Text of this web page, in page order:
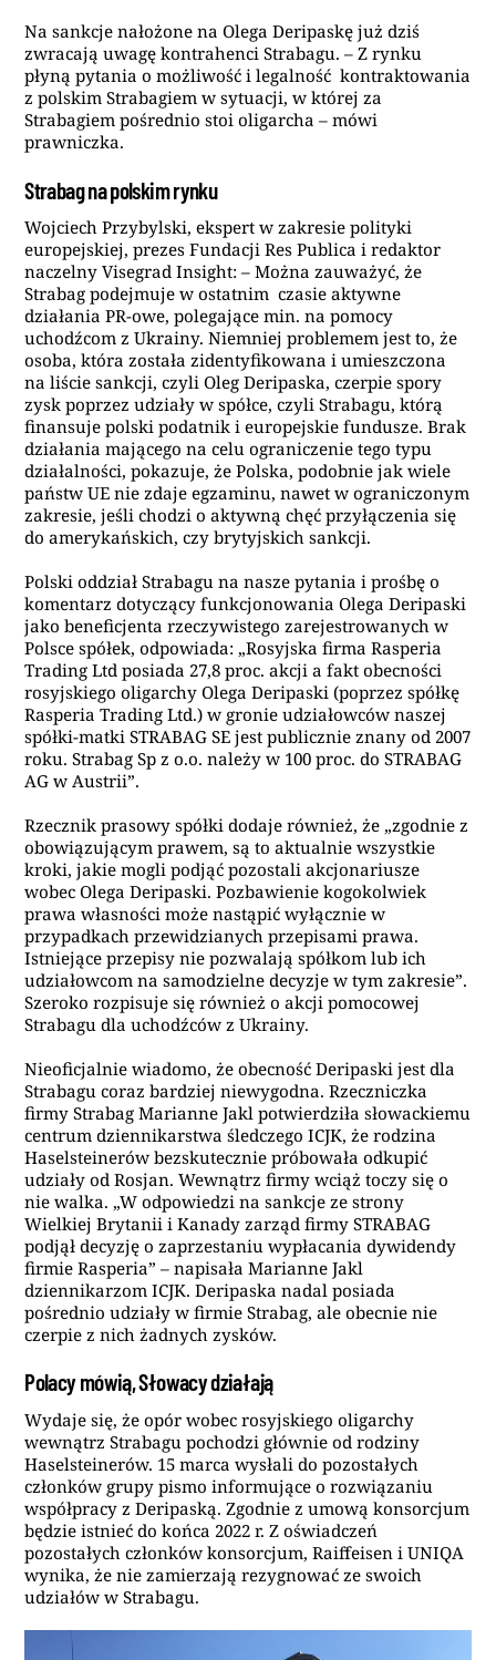
Na sankcje nałożone na Olega Deripaskę już dziś
zwracają uwagę kontrahenci Strabagu. – Z rynku
płyną pytania o możliwość i legalność kontraktowania
z polskim Strabagiem w sytuacji, w której za
Strabagiem pośrednio stoi oligarcha – mówi
prawniczka.
Strabag na polskim rynku
Wojciech Przybylski, ekspert w zakresie polityki
europejskiej, prezes Fundacji Res Publica i redaktor
naczelny Visegrad Insight: – Można zauważyć, że
Strabag podejmuje w ostatnim czasie aktywne
działania PR-owe, polegające min. na pomocy
uchodźcom z Ukrainy. Niemniej problemem jest to, że
osoba, która została zidentyfikowana i umieszczona
na liście sankcji, czyli Oleg Deripaska, czerpie spory
zysk poprzez udziały w spółce, czyli Strabagu, którą
finansuje polski podatnik i europejskie fundusze. Brak
działania mającego na celu ograniczenie tego typu
działalności, pokazuje, żePolska, podobnie jak wiele
państw UE nie zdaje egzaminu, nawet w ograniczonym
zakresie, jeśli chodzi o aktywną chęć przyłączenia się
do amerykańskich, czy brytyjskich sankcji.
Polski oddział Strabagu na nasze pytania i prośbę o
komentarz dotyczący funkcjonowania Olega Deripaski
jako beneficjenta rzeczywistego zarejestrowanych w
Polsce spółek, odpowiada: „Rosyjska firma Rasperia
Trading Ltd posiada 27,8 proc. akcji a fakt obecności
rosyjskiego oligarchy Olega Deripaski (poprzez spółkę
Rasperia Trading Ltd.) w gronie udziałowców naszej
spółki-matki STRABAG SE jest publicznie znany od 2007
roku. Strabag Sp z o.o. należy w 100 proc. do STRABAG
AG w Austrii”.
Rzecznik prasowy spółki dodaje również, że „zgodnie z
obowiązującym prawem, są to aktualnie wszystkie
kroki, jakie mogli podjąć pozostali akcjonariusze
wobec Olega Deripaski. Pozbawienie kogokolwiek
prawa własności może nastąpić wyłącznie w
przypadkach przewidzianych przepisami prawa.
Istniejące przepisy nie pozwalają spółkom lub ich
udziałowcom na samodzielne decyzje w tym zakresie”.
Szeroko rozpisuje się również o akcji pomocowej
Strabagu dla uchodźców z Ukrainy.
Nieoficjalnie wiadomo, że obecność Deripaski jest dla
Strabagu coraz bardziej niewygodna. Rzeczniczka
firmy Strabag Marianne Jakl potwierdziła słowackiemu
centrum dziennikarstwa śledczego ICJK, że rodzina
Haselsteinerów bezskutecznie próbowała odkupić
udziały od Rosjan. Wewnątrz firmy wciąż toczy się o
nie walka. „W odpowiedzi na sankcje ze strony
Wielkiej Brytanii i Kanady zarząd firmy STRABAG
podjął decyzję o zaprzestaniu wypłacania dywidendy
firmie Rasperia” – napisała Marianne Jakl
dziennikarzom ICJK. Deripaska nadal posiada
pośrednio udziały w firmie Strabag, ale obecnie nie
czerpie z nich żadnych zysków.
Polacy mówią, Słowacy działają
Wydaje się, że opór wobec rosyjskiego oligarchy
wewnątrz Strabagu pochodzi głównie od rodziny
Haselsteinerów. 15 marca wysłali do pozostałych
członków grupy pismo informujące o rozwiązaniu
współpracy z Deripaską. Zgodnie z umową konsorcjum
będzie istnieć do końca 2022 r. Z oświadczeń
pozostałych członków konsorcjum, Raiffeisen i UNIQA
wynika, że nie zamierzają rezygnować ze swoich
udziałów w Strabagu.